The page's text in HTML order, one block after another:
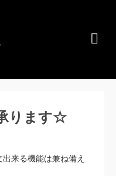
ります☆
来る機能は兼ね備え